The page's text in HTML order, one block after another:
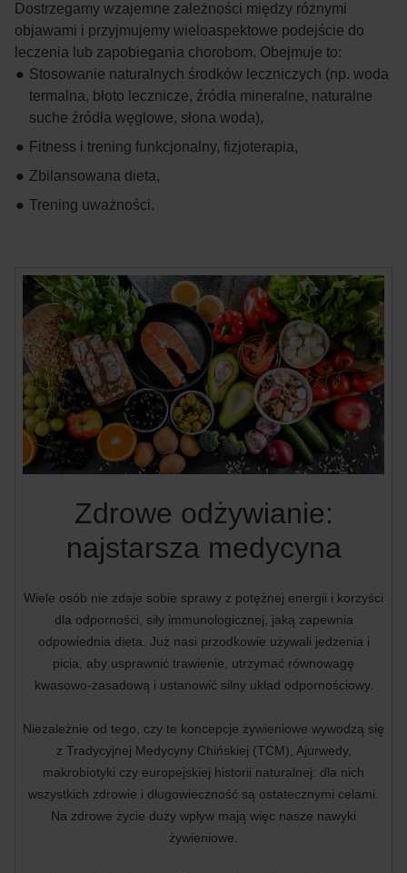
Dostrzegamy wzajemne zależności między różnymi
objawami i przyjmujemy wieloaspektowe podejście do
leczenia lub zapobiegania chorobom. Obejmuje to:
Stosowanie naturalnych środków leczniczych (np. woda
termalna, błoto lecznicze, źródła mineralne, naturalne
suche źródła węglowe, słona woda),
Fitness i trening funkcjonalny, fizjoterapia,
Zbilansowana dieta,
Trening uważności.
Zdrowe odżywianie:
najstarsza medycyna
Wiele osób nie zdaje sobie sprawy z potężnej energii i korzyści
dla odporności, siły immunologicznej, jaką zapewnia
odpowiednia dieta. Już nasi przodkowie używali jedzenia i
picia, aby usprawnić trawienie, utrzymać równowagę
kwasowo-zasadową i ustanowić silny układ odpornościowy.
Niezależnie od tego, czy te koncepcje żywieniowe wywodzą się
z Tradycyjnej Medycyny Chińskiej (TCM), Ajurwedy,
makrobiotyki czy europejskiej historii naturalnej: dla nich
wszystkich zdrowie i długowieczność są ostatecznymi celami.
Na zdrowe życie duży wpływ mają więc nasze nawyki
żywieniowe.